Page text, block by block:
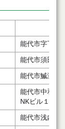
能代市字下野
能代市須田字
能代市鰄渕字
能代市中和
NKビル１階
能代市浅内字